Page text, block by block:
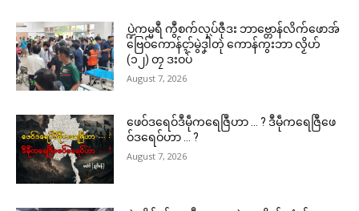
ပ္ဍဲကမ္မရဳ ကွဳစက်လုပ်ဇီုဒး ဘာဗ္တောန်လိက်ဖောအ်
ဗြေဝ်ကောန်ၚာ်မွဲဒၞါဲတုဲ ကောန်ကွးဘာ လၟိဟ်
(၁၂) တၠ ဒးဝပ်
August 7, 2026
ဖေဝ်ဒရေဝ်ဒဳမဵုကရေဇြဳဟာ … ? ဒဳမဵုကရေဇြဳဖေ
ဝ်ဒရေဝ်ဟာ … ?
August 7, 2026